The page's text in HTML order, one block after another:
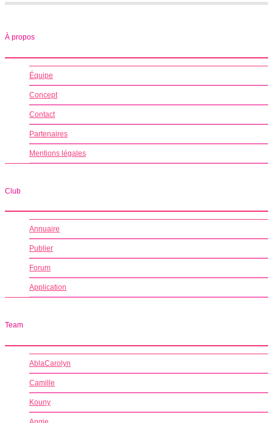
À propos
Équipe
Concept
Contact
Partenaires
Mentions légales
Club
Annuaire
Publier
Forum
Application
Team
AblaCarolyn
Camille
Kouny